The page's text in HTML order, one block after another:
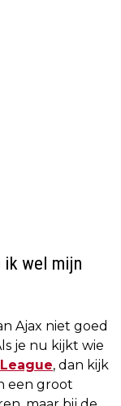
ik wel mijn
Ajax niet goed
je nu kijkt wie
, dan kijk
een groot